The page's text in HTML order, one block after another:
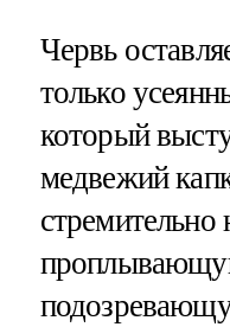
Червь
только
который
медвежий
стремительно